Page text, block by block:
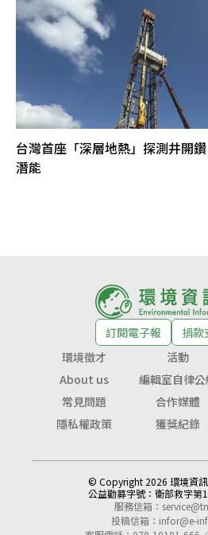
台灣首座「深層地熱」探測井開
潛能
訂閱電子報
捐款
環境徵才
活動
About us
編輯室自律公
常見問題
合作媒體
隱私權政策
獲獎紀錄
© Copyright 2026 環境資
公益勸募字號： 衛部救字第
服務信箱：
投稿信箱： infor@e-